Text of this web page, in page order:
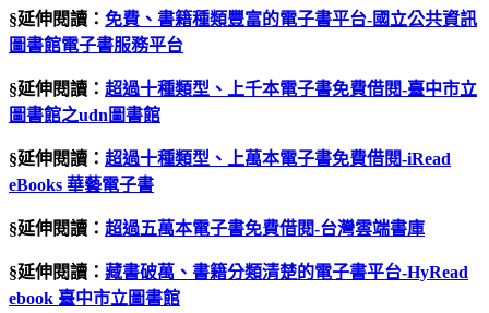
§延伸閱讀： 免費、書籍種類豐富的電子書平台-國立公共資訊
圖書館電子書服務平台
§延伸閱讀： 超過十種類型、上千本電子書免費借閱-臺中市立
圖書館之udn圖書館
§延伸閱讀： 超過十種類型、上萬本電子書免費借閱-iRead
eBooks 華藝電子書
§延伸閱讀： 超過五萬本電子書免費借閱-台灣雲端書庫
§延伸閱讀： 藏書破萬、書籍分類清楚的電子書平台-HyRead
ebook 臺中市立圖書館